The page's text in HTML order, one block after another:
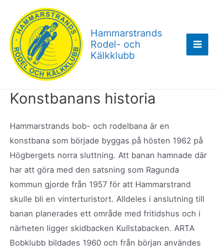
innehåll
Hammarstrands
Rodel- och
Kälkklubb
Konstbanans historia
Hammarstrands bob- och rodelbana är en
konstbana som började byggas på hösten 1962 på
Högbergets norra sluttning. Att banan hamnade där
har att göra med den satsning som Ragunda
kommun gjorde från 1957 för att Hammarstrand
skulle bli en vinterturistort. Alldeles i anslutning till
banan planerades ett område med fritidshus och i
närheten ligger skidbacken Kullstabacken. ARTA
Bobklubb bildades 1960 och från början användes